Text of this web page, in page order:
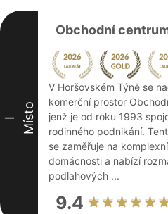
I Místo
Obchodní
V Horšovském Týně se
komerční prostor
jenž je od roku 1993
rodinného podnikání.
se zaměřuje na
domácnosti a nabízí
podlahových ...
9.4